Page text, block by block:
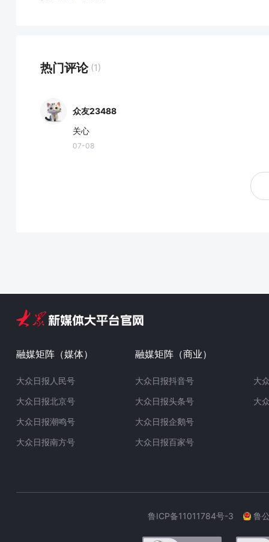
热门评论 (1)
众友23488
关心
07-08
融媒矩阵（媒体）
大众日报人民号
大众日报北京号
大众日报潮鸣号
大众日报南方号
融媒矩阵（商业）
大众日报抖音号
大众日报头条号
大众日报企鹅号
大众日报百家号
大
大
鲁ICP备11011784号-3 鲁